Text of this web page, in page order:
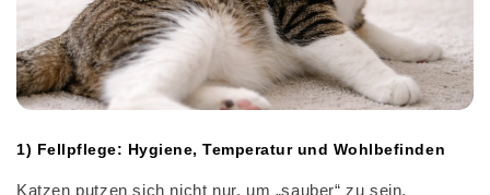
1) Fellpflege: Hygiene, Temperatur und Wohlbefinden
Katzen putzen sich nicht nur, um „sauber“ zu sein.